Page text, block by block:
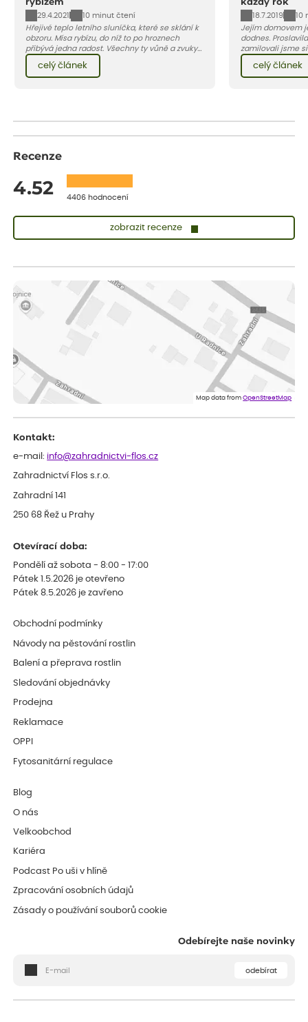
rybízem
29.4.2021
10 minut čtení
Hřejivé teplo letního sluníčka, které se sklání k
obzoru. Mísa rybízu, do níž to po hroznech
přibývá jedna radost. Všechny ty vůně a zvuky
červencové zahrady. Sklizeň rybízu do kuchyně
vnese neuvěřitelný klid a radost. A taky trochu
bezstarostnosti dětství při mlsání babiččina
celý článek
každý rok
18.7.2019
Jejím domovem
dodnes.
zamilovali jsme
Evropy. Koneckonců, i Petr Hapka
slavnou písničku
zpěvačky Hany
celý článek
Recenze
4.52 4406 hodnocení
zobrazit recenze
Měla jsem pouze 1objednavku a zatím jsem spokojená se
sazenicemi
Miroslava
Rostliny byly v pořádku, dobře zabalené, celková spokojenost.
Doporučuji :). Spokojenost, stromky v pěkném stavu. Jediné, co
my chybělo, bylo komunikování nedostupného zboží před
Map data fromOpenStreetMap
Kontakt:
e-mail: info@zahradnictvi-flos.cz
Zahradnictví Flos s.r.o.
Zahradní 141
250 68 Řež u Prahy
Otevírací doba:
Pondělí až sobota - 8:00 - 17:00
Pátek 1.5.2026 je otevřeno
Pátek 8.5.2026 je zavřeno
Obchodní podmínky
Návody na pěstování rostlin
Balení a přeprava rostlin
Sledování objednávky
Prodejna
Reklamace
OPPI
Fytosanitární regulace
Blog
O nás
Velkoobchod
Kariéra
Podcast Po uši v hlíně
Zpracování osobních údajů
Zásady o používání souborů cookie
Odebírejte naše novinky
odebírat